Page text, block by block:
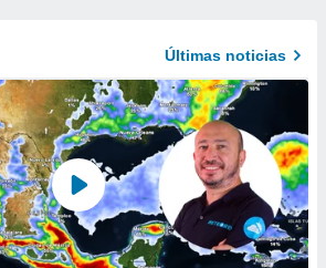
Últimas noticias